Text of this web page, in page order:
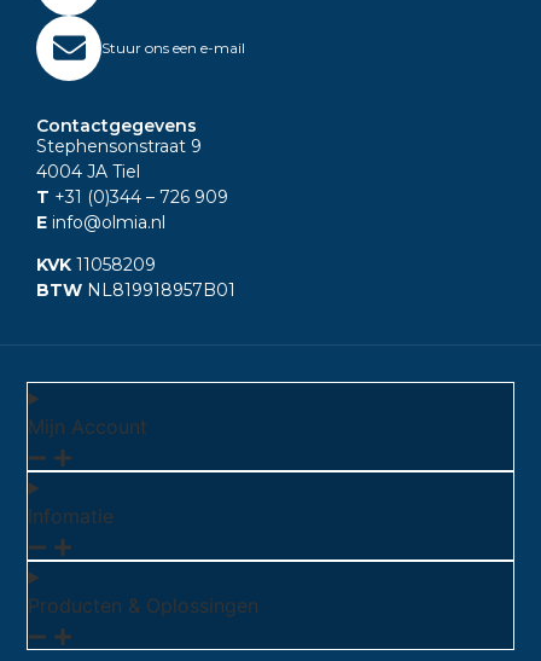
Stuur ons een e-mail
Contactgegevens
Stephensonstraat 9
4004 JA Tiel
T +31 (0)344 – 726 909
E info@olmia.nl
KVK 11058209
BTW NL819918957B01
Mijn Account
Infomatie
Producten & Oplossingen